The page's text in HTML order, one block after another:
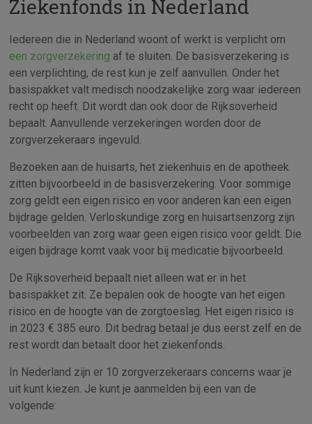
Ziekenfonds in Nederland
Iedereen die in Nederland woont of werkt is verplicht om
een zorgverzekering af te sluiten. De basisverzekering is
een verplichting, de rest kun je zelf aanvullen. Onder het
basispakket valt medisch noodzakelijke zorg waar iedereen
recht op heeft. Dit wordt dan ook door de Rijksoverheid
bepaalt. Aanvullende verzekeringen worden door de
zorgverzekeraars ingevuld.
Bezoeken aan de huisarts, het ziekenhuis en de apotheek
zitten bijvoorbeeld in de basisverzekering. Voor sommige
zorg geldt een eigen risico en voor anderen kan een eigen
bijdrage gelden. Verloskundige zorg en huisartsenzorg zijn
voorbeelden van zorg waar geen eigen risico voor geldt. Die
eigen bijdrage komt vaak voor bij medicatie bijvoorbeeld.
De Rijksoverheid bepaalt niet alleen wat er in het
basispakket zit. Ze bepalen ook de hoogte van het eigen
risico en de hoogte van de zorgtoeslag. Het eigen risico is
in 2023 € 385 euro. Dit bedrag betaal je dus eerst zelf en de
rest wordt dan betaalt door het ziekenfonds.
In Nederland zijn er 10 zorgverzekeraars concerns waar je
uit kunt kiezen. Je kunt je aanmelden bij een van de
volgende: